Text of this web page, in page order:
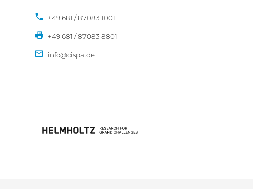
+49 681 / 87083 1001
+49 681 / 87083 8801